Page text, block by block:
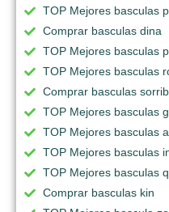
TOP Mejores basculas
Comprar basculas dina
TOP Mejores basculas
TOP Mejores basculas
Comprar basculas
TOP Mejores basculas
TOP Mejores basculas
TOP Mejores basculas
TOP Mejores basculas
Comprar basculas kin